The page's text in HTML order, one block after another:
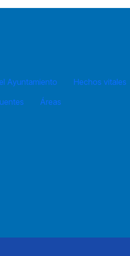
Ayuntamiento
Hechos vitales
Áreas